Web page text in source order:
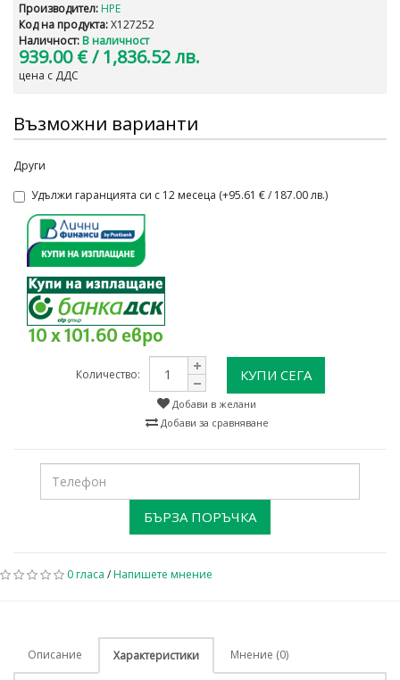
Производител: HPE
Код на продукта:X127252
Наличност: В наличност
939.00 €/ 1,836.52 лв.
цена с ДДС
Възможни варианти
Други
Удължи гаранцията си с 12 месеца (+95.61 € / 187.00 лв.)
10 x 101.60 евро
Количество: КУПИ СЕГА
Добави в желани
Добави за сравняване
БЪРЗА ПОРЪЧКА
0 гласа /Напишете мнение
Описание Характеристики Мнение (0)